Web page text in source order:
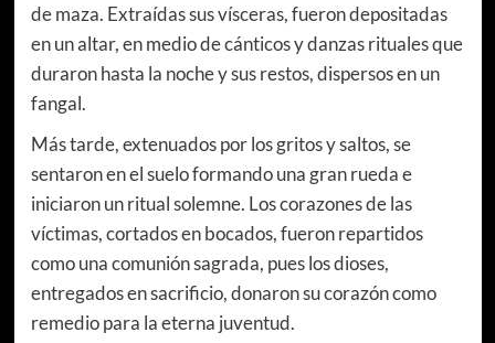
de maza. Extraídas sus vísceras, fueron depositadas
en un altar, en medio de cánticos y danzas rituales que
duraron hasta la noche y sus restos, dispersos en un
fangal.
Más tarde, extenuados por los gritos y saltos, se
sentaron en el suelo formando una gran rueda e
iniciaron un ritual solemne. Los corazones de las
víctimas, cortados en bocados, fueron repartidos
como una comunión sagrada, pues los dioses,
entregados en sacrificio, donaron su corazón como
remedio para la eterna juventud.